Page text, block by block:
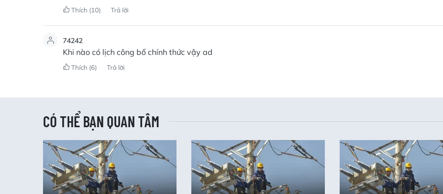
Thích (10) Trả lời
74242
Khi nào có lịch công bố chính thức vậy ad
Thích (6) Trả lời
CÓ THỂ BẠN QUAN TÂM